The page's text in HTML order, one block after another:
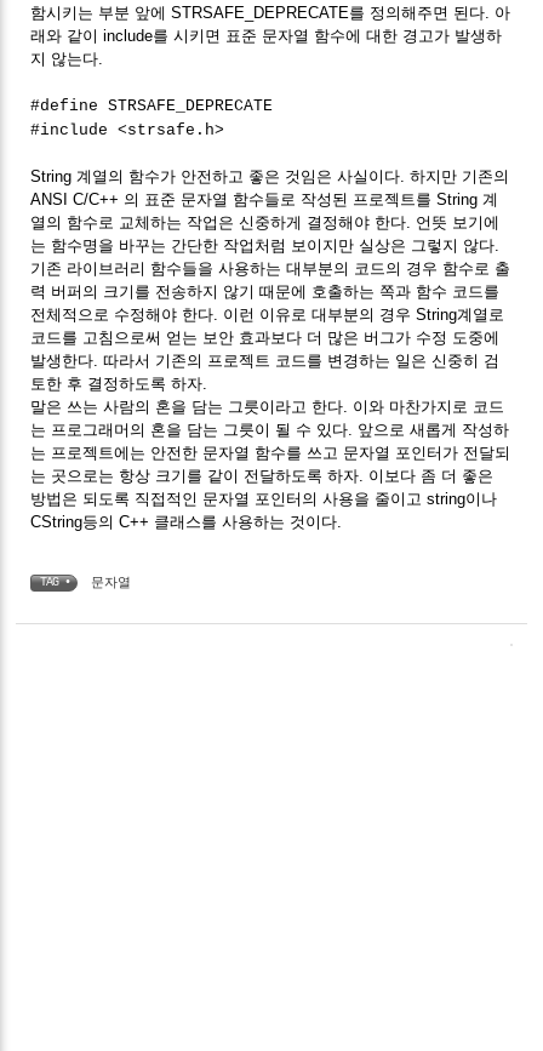
함시키는 부분 앞에 STRSAFE_DEPRECATE를 정의해주면 된다. 아
래와 같이 include를 시키면 표준 문자열 함수에 대한 경고가 발생하
지 않는다.
#define STRSAFE_DEPRECATE
#include <strsafe.h>
String 계열의 함수가 안전하고 좋은 것임은 사실이다. 하지만 기존의
ANSI C/C++ 의 표준 문자열 함수들로 작성된 프로젝트를 String 계
열의 함수로 교체하는 작업은 신중하게 결정해야 한다. 언뜻 보기에
는 함수명을 바꾸는 간단한 작업처럼 보이지만 실상은 그렇지 않다.
기존 라이브러리 함수들을 사용하는 대부분의 코드의 경우 함수로 출
력 버퍼의 크기를 전송하지 않기 때문에 호출하는 쪽과 함수 코드를
전체적으로 수정해야 한다. 이런 이유로 대부분의 경우 String계열로
코드를 고침으로써 얻는 보안 효과보다 더 많은 버그가 수정 도중에
발생한다. 따라서 기존의 프로젝트 코드를 변경하는 일은 신중히 검
토한 후 결정하도록 하자.
말은 쓰는 사람의 혼을 담는 그릇이라고 한다. 이와 마찬가지로 코드
는 프로그래머의 혼을 담는 그릇이 될 수 있다. 앞으로 새롭게 작성하
는 프로젝트에는 안전한 문자열 함수를 쓰고 문자열 포인터가 전달되
는 곳으로는 항상 크기를 같이 전달하도록 하자. 이보다 좀 더 좋은
방법은 되도록 직접적인 문자열 포인터의 사용을 줄이고 string이나
CString등의 C++ 클래스를 사용하는 것이다.
TAG • 문자열